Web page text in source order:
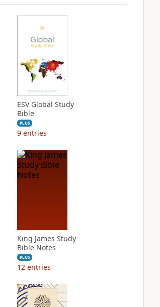
ESV Global Study
Bible
PLUS
9 entries
King James Study
Bible Notes
PLUS
12 entries